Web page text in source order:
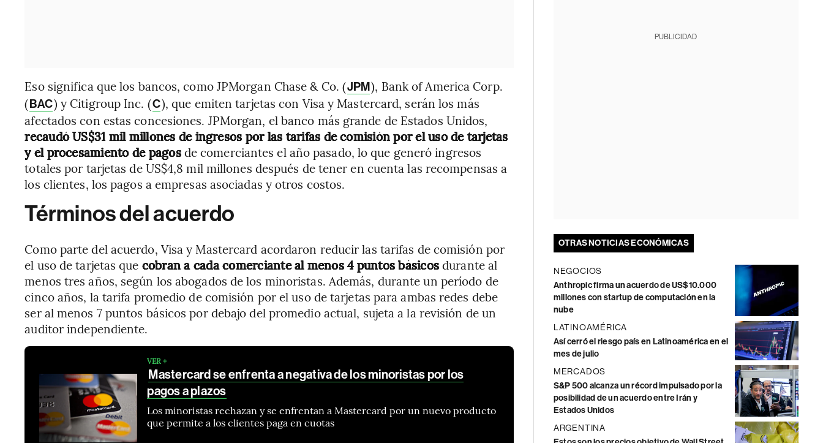
Eso significa que los bancos, como JPMorgan Chase & Co. (JPM), Bank of America Corp.
(BAC) y Citigroup Inc. (C), que emiten tarjetas con Visa y Mastercard, serán los más
afectados con estas concesiones. JPMorgan, el banco más grande de Estados Unidos,
recaudó US$31 mil millones de ingresos por las tarifas de comisión por el uso de tarjetas
y el procesamiento de pagosde comerciantes el año pasado, lo que generó ingresos
totales por tarjetas de US$4,8 mil millones después de tener en cuenta las recompensas a
los clientes, los pagos a empresas asociadas y otros costos.
Términos del acuerdo
Como parte del acuerdo, Visa y Mastercard acordaron reducir las tarifas de comisión por
el uso de tarjetas que cobran a cada comerciante al menos 4 puntos básicosdurante al
menos tres años, según los abogados de los minoristas. Además, durante un período de
cinco años, la tarifa promedio de comisión por el uso de tarjetas para ambas redes debe
ser al menos 7 puntos básicos por debajo del promedio actual, sujeta a la revisión de un
auditor independiente.
VER +
Mastercard se enfrenta a negativa de los minoristas por los
pagos a plazos
Los minoristas rechazan y se enfrentan a Mastercard por un nuevo producto
que permite a los clientes paga en cuotas
PUBLICIDAD
OTRAS NOTICIAS ECONÓMICAS
NEGOCIOS
Anthropic firma un acuerdo de US$10.000
millones con startup de computación en la
nube
LATINOAMÉRICA
Así cerró el riesgo país en Latinoamérica en el
mes de julio
MERCADOS
S&P 500 alcanza un récord impulsado por la
posibilidad de un acuerdo entre Irán y
Estados Unidos
ARGENTINA